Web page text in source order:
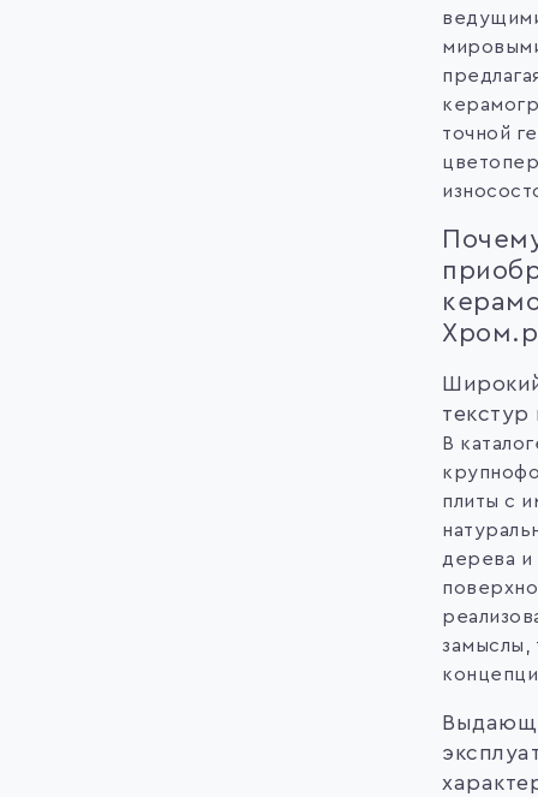
точной
В
плиты с
дерева
замыслы,